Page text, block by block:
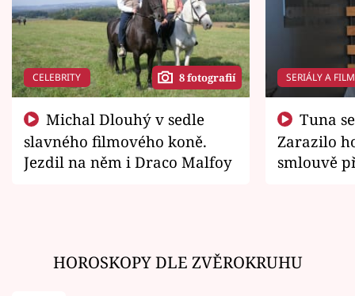
CELEBRITY 8 fotografií
slavného filmového koně.
Jezdil na něm i Draco Malfoy
SERIÁLY A
Zarazilo
smlouvě
HOROSKOPY DLE ZVĚROKRUHU